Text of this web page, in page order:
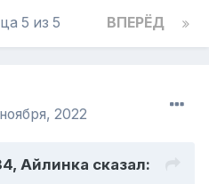
ВПЕРЁД
5 из 5
2022
Айлинка сказал: